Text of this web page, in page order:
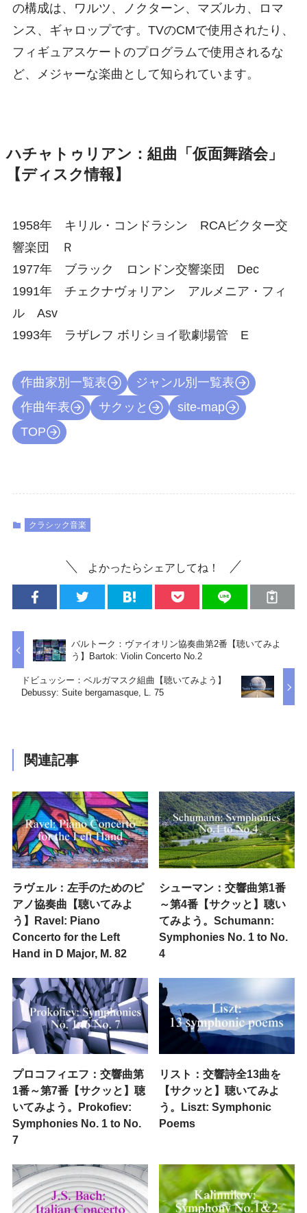
の構成は、ワルツ、ノクターン、マズルカ、ロマ
ンス、ギャロップです。TVのCMで使用されたり、
フィギュアスケートのプログラムで使用されるな
ど、メジャーな楽曲として知られています。
ハチャトゥリアン：組曲「仮面舞踏会」
【ディスク情報】
1958年 キリル・コンドラシン RCAビクター交
響楽団 Ｒ
1977年 ブラック ロンドン交響楽団 Dec
1991年 チェクナヴォリアン アルメニア・フィ
ル Asv
1993年 ラザレフ ボリショイ歌劇場管 E
作曲家別一覧表
ジャンル別一覧表
作曲年表
サクッと
site-map
TOP
クラシック音楽
よかったらシェアしてね！
バルトーク：ヴァイオリン協奏曲第2番【聴いてみよ
う】Bartok: Violin Concerto No.2
ドビュッシー：ベルガマスク組曲【聴いてみよう】
Debussy: Suite bergamasque, L. 75
関連記事
ラヴェル：左手のためのピ
アノ協奏曲【聴いてみよ
う】Ravel: Piano
Concerto for the Left
Hand in D Major, M. 82
シューマン：交響曲第1番
～第4番【サクッと】聴い
てみよう。Schumann:
Symphonies No. 1 to No.
4
プロコフィエフ：交響曲第
1番～第7番【サクッと】聴
いてみよう。Prokofiev:
Symphonies No. 1 to No.
7
リスト：交響詩全13曲を
【サクッと】聴いてみよ
う。Liszt: Symphonic
Poems